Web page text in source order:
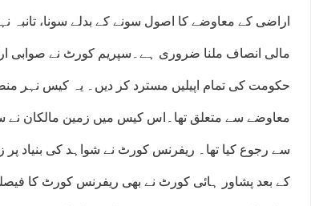
اراضی کے معاوضے کا اصول سونے کے بدلے سونا، تانبہ
مالی انصاف ملنا ضروری ہے۔سپریم کورٹ نے صوابی
حکومت کی تمام اپیلیں مسترد کر دیں۔ یہ کیس نہر
معاوضے سے متعلق تھا۔اس کیس میں زمین مالکان نے
سے رجوع کیا تھا۔ ریفرنس کورٹ نے شواہد کی بنیاد پر
کے بعد پشاور ہائی کورٹ نے بھی ریفرنس کورٹ کا